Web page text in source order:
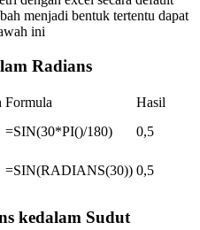
menjadi bentuk tertentu dapat
ini
Radians
Formula
Hasil
=SIN(30*PI()/180) 0,5
=SIN(RADIANS(30)) 0,5
kedalam Sudut